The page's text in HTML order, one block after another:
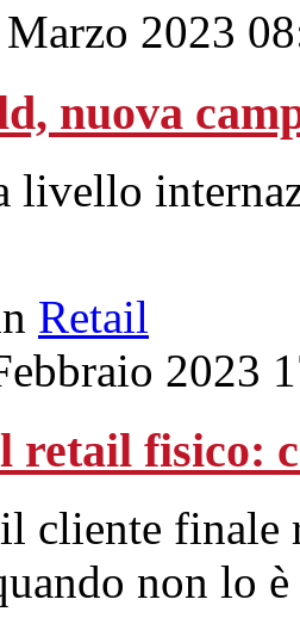
2023
nuova
livello
Retail
2023
retail fisico:
cliente finale
non lo